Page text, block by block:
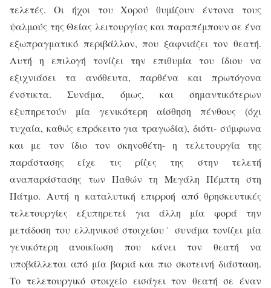
τελετές. Οι ήχοι του Χορού θυμίζουν έντονα τους
ψαλμούς της Θείας λειτουργίας και παραπέμπουν σε ένα
εξωπραγματικό περιβάλλον, που ξαφνιάζει τον θεατή.
Αυτή η επιλογή τονίζει την επιθυμία του ίδιου να
εξιχνιάσει τα ανόθευτα, παρθένα και πρωτόγονα
ένστικτα. Συνάμα, όμως, και σημαντικότερων
εξυπηρετούν μία γενικότερη αίσθηση πένθους (όχι
τυχαία, καθώς επρόκειτο για τραγωδία), διότι- σύμφωνα
και με τον ίδιο τον σκηνοθέτη- η τελετουργία της
παράστασης είχε τις ρίζες της στην τελετή
αναπαράστασης των Παθών τη Μεγάλη Πέμπτη στη
Πάτμο. Αυτή η καταλυτική επιρροή από θρησκευτικές
τελετουργίες εξυπηρετεί για άλλη μία φορά την
μετάδοση του ελληνικού στοιχείου˙ συνάμα τονίζει μία
γενικότερη ανοικίωση που κάνει τον θεατή να
υποβάλλεται από μία βαριά και πιο σκοτεινή διάσταση.
Το τελετουργικό στοιχείο εισάγει τον θεατή σε έναν